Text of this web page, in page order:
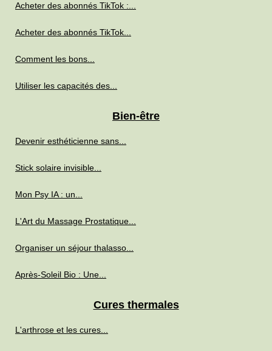
Acheter des abonnés TikTok :...
Acheter des abonnés TikTok...
Comment les bons...
Utiliser les capacités des...
Bien-être
Devenir esthéticienne sans...
Stick solaire invisible...
Mon Psy IA : un...
L'Art du Massage Prostatique...
Organiser un séjour thalasso...
Après-Soleil Bio : Une...
Cures thermales
L'arthrose et les cures...